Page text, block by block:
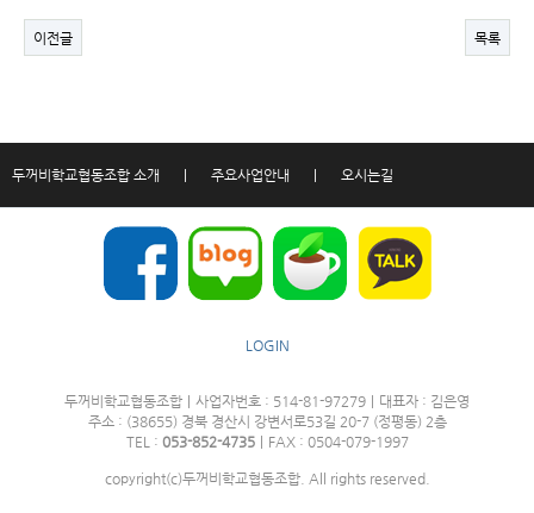
이전글 목록
두꺼비학교협동조합 소개 주요사업안내 오시는길
LOGIN
두꺼비학교협동조합 사업자번호 : 514-81-97279
대표자 : 김은영
주소 : (38655) 경북 경산시 강변서로53길 20-7 (정평동) 2층
TEL : 053-852-4735 FAX : 0504-079-1997
copyright(c)두꺼비학교협동조합. All rights reserved.